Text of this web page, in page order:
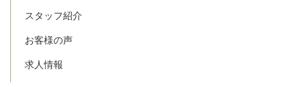
スタッフ紹介
お客様の声
求人情報